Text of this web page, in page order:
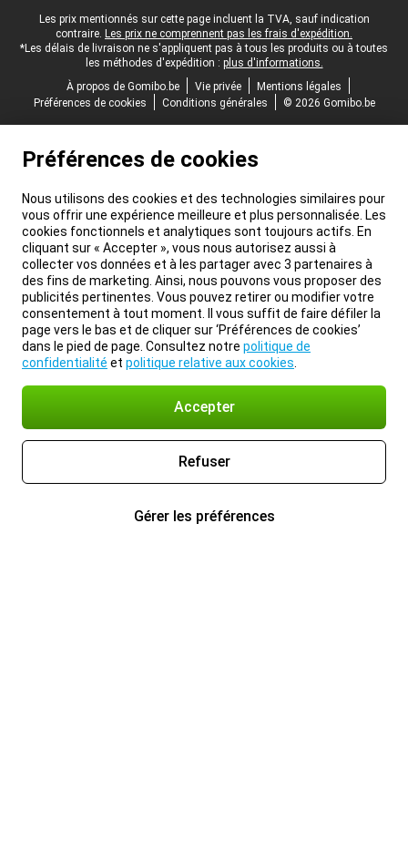
Pied-de-page légal
Les prix mentionnés sur cette page incluent la TVA, sauf indication
contraire. Les prix ne comprennent pas les frais d'expédition.
*Les délais de livraison ne s'appliquent pas à tous les produits ou à toutes
les méthodes d'expédition : plus d'informations.
À propos de Gomibo.be
Vie privée
Mentions légales
Préférences de cookies
Conditions générales © 2026 Gomibo.be
Préférences de cookies
Nous utilisons des cookies et des technologies similaires pour
vous offrir une expérience meilleure et plus personnalisée. Les
cookies fonctionnels et analytiques sont toujours actifs. En
cliquant sur « Accepter », vous nous autorisez aussi à
collecter vos données et à les partager avec 3 partenaires à
des fins de marketing. Ainsi, nous pouvons vous proposer des
publicités pertinentes. Vous pouvez retirer ou modifier votre
consentement à tout moment. Il vous suffit de faire défiler la
page vers le bas et de cliquer sur ‘Préférences de cookies’
dans le pied de page. Consultez notre politique de
confidentialité et politique relative aux cookies
Accepter
Refuser
Gérer les préférences